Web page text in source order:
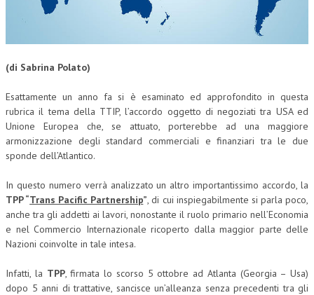
ARCHIVIO CORSI 2015
DIVENTA SOCIO
BROCHURE CE.S.E.D.
LA RIVISTA
LA RIVISTA
COMITATO SCIENTIFICO
COMITATO EDITORIALE
REDAZIONE
CODICE ETICO
(di Sabrina Polato)
Esattamente un anno fa si è esaminato ed approfondito in questa
rubrica il tema della TTIP, l’accordo oggetto di negoziati tra USA ed
Unione Europea che, se attuato, porterebbe ad una maggiore
armonizzazione degli standard commerciali e finanziari tra le due
sponde dell’Atlantico.
In questo numero verrà analizzato un altro importantissimo accordo, la
TPP “Trans Pacific Partnership”, di cui inspiegabilmente si parla poco,
anche tra gli addetti ai lavori, nonostante il ruolo primario nell’Economia
e nel Commercio Internazionale ricoperto dalla maggior parte delle
Nazioni coinvolte in tale intesa.
Infatti, la TPP, firmata lo scorso 5 ottobre ad Atlanta (Georgia – Usa)
dopo 5 anni di trattative, sancisce un’alleanza senza precedenti tra gli